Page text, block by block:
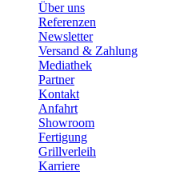
Über uns
Referenzen
Newsletter
Versand & Zahlung
Mediathek
Partner
Kontakt
Anfahrt
Showroom
Fertigung
Grillverleih
Karriere